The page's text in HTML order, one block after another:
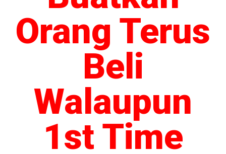
Orang Terus
Beli
Walaupun
1st Time